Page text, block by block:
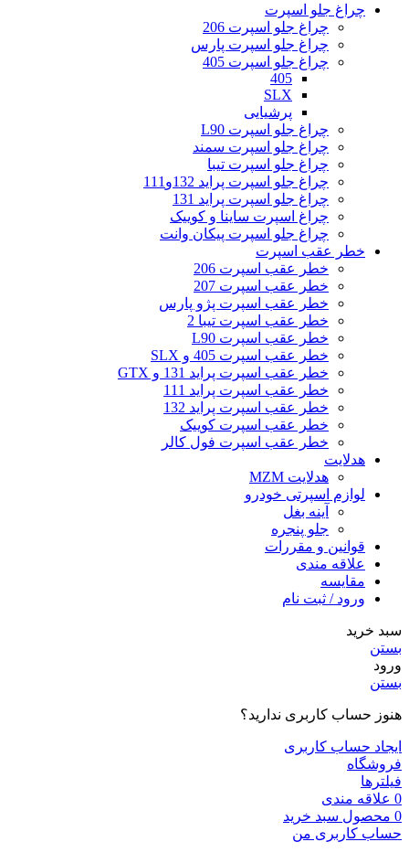
چراغ جلو اسپرت
چراغ جلو اسپرت 206
چراغ جلو اسپرت پارس
چراغ جلو اسپرت 405
405
SLX
پرشیایی
چراغ جلو اسپرت L90
چراغ جلو اسپرت سمند
چراغ جلو اسپرت تیبا
چراغ جلو اسپرت پراید 132و111
چراغ جلو اسپرت پراید 131
چراغ اسپرت ساینا و کوییک
چراغ جلو اسپرت پیکان وانت
خطر عقب اسپرت
خطر عقب اسپرت 206
خطر عقب اسپرت 207
خطر عقب اسپرت پژو پارس
خطر عقب اسپرت تیبا 2
خطر عقب اسپرت L90
خطر عقب اسپرت 405 و SLX
خطر عقب اسپرت پراید 131 و GTX
خطر عقب اسپرت پراید 111
خطر عقب اسپرت پراید 132
خطر عقب اسپرت کوییک
خطر عقب اسپرت فول کالر
هدلایت
هدلایت MZM
لوازم اسپرتی خودرو
آینه بغل
جلو پنجره
قوانین و مقررات
علاقه مندی
مقایسه
ورود / ثبت نام
سبد خرید
بستن
ورود
بستن
هنوز حساب کاربری ندارید؟
ایجاد حساب کاربری
فروشگاه
فیلترها
0 علاقه مندی
0 محصول سبد خرید
حساب کاربری من